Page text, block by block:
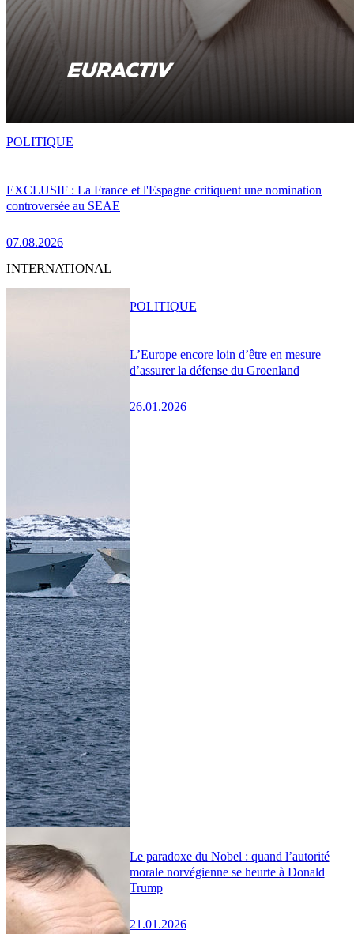
EXCLUSIF : La France et l'Espagne critiquent une nomination
controversée au SEAE
07.08.2026
POLITIQUE
INTERNATIONAL
L’Europe encore loin d’être en mesure
d’assurer la défense du Groenland
26.01.2026
POLITIQUE
Le paradoxe du Nobel : quand l’autorité
morale norvégienne se heurte à Donald
Trump
21.01.2026